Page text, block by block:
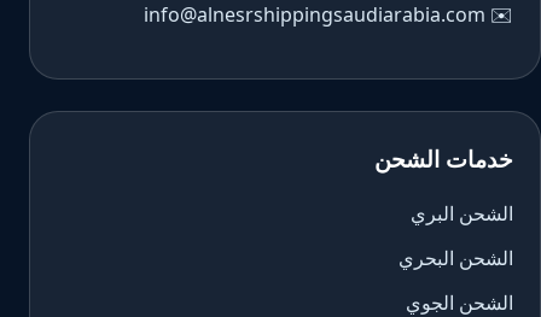
✉️
info@alnesrshippingsaudiarabia.com
خدمات الشحن
الشحن البري
الشحن البحري
الشحن الجوي